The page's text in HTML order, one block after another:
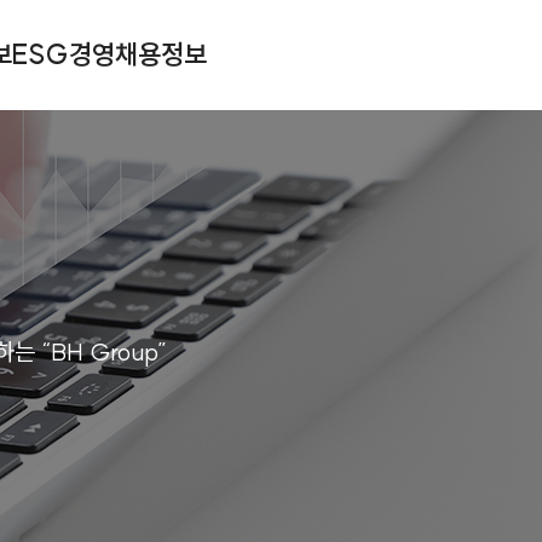
ESG경영채용정보
는 “BH Group”